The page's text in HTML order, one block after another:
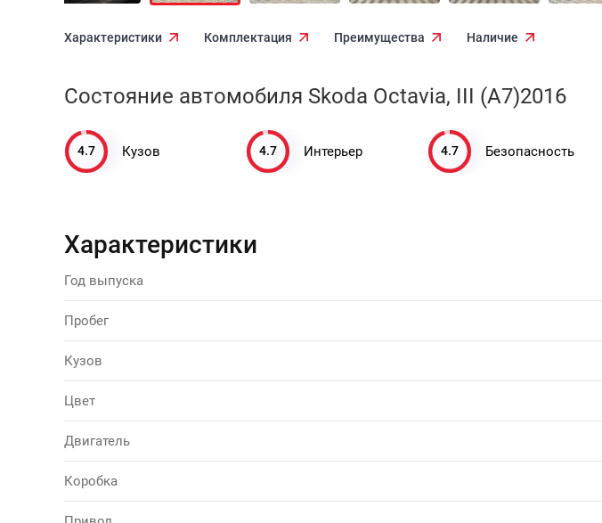
Характеристики Комплектация Преимущества Наличие
Состояние автомобиля Skoda Octavia, III (A7)2016
4.7 Кузов 4.7 Интерьер 4.7 Безопасность
Характеристики
Год выпуска
Пробег
Кузов
Цвет
Двигатель
Коробка